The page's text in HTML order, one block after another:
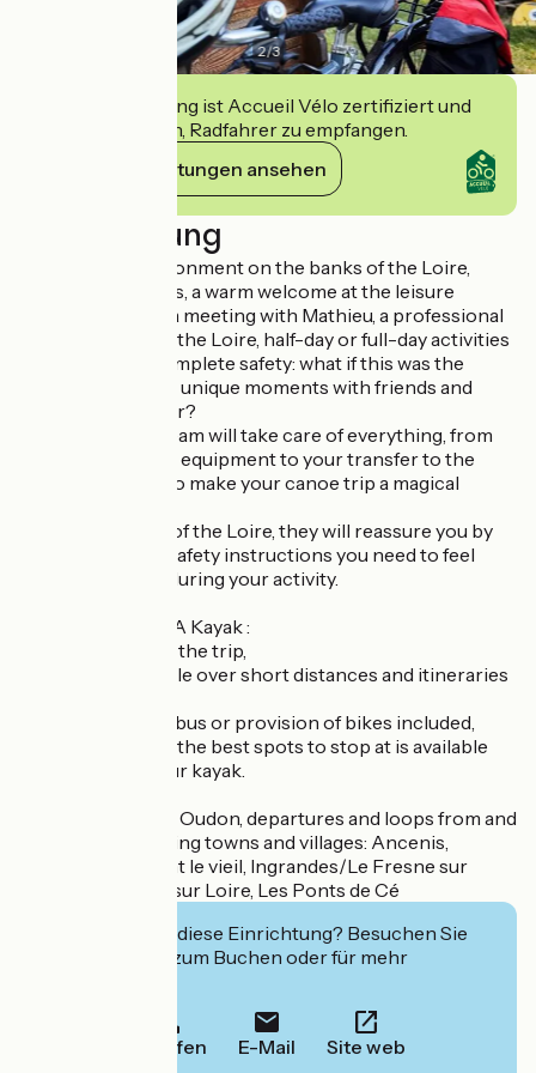
2/3
Diese Einrichtung ist Accueil Vélo zertifiziert und
verpflichtet sich, Radfahrer zu empfangen.
Ihre Verpflichtungen ansehen
Beschreibung
A privileged environment on the banks of the Loire,
30km from Nantes, a warm welcome at the leisure
centre in Oudon, a meeting with Mathieu, a professional
with a passion for the Loire, half-day or full-day activities
on the Loire in complete safety: what if this was the
recipe for sharing unique moments with friends and
family on the water?
Mathieu and his team will take care of everything, from
transporting your equipment to your transfer to the
departure point, to make your canoe trip a magical
As professionals of the Loire, they will reassure you by
giving you all the safety instructions you need to feel
totally confident during your activity.
The benefits of L.A Kayak :
- Free duration of the trip,
- Routes accessible over short distances and itineraries
- Transfer by minibus or provision of bikes included,
- A short guide to the best spots to stop at is available
when you hire your kayak.
Welcome point in Oudon, departures and loops from and
around the following towns and villages: Ancenis,
Bouzillé, St Florent le vieil, Ingrandes/Le Fresne sur
Loire, Chalonnes sur Loire, Les Ponts de Cé
Interessiert Sie diese Einrichtung? Besuchen Sie
deren Website zum Buchen oder für mehr
Anrufen E-Mail Site web